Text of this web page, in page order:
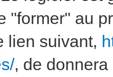
"former" au
lien suivant,
, de